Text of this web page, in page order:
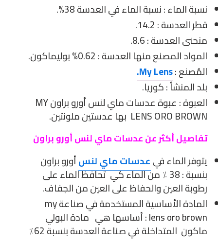
التسوق
الخاصة
بك
نسبة الماء : نسبة الماء في العدسة 38%.
قطر العدسة : 14.2.
منحنى العدسة : 8.6.
المواد المصنع منها العدسة : 0.62% بوليماكون.
المُصنع :My Lens.
بلد المنشأ : كوريا.
العبوة : عبوة عدسات ماي لنس أورو براون MY
LENS ORO BROWN بها عدستين ملونتين.
تفاصيل أكثر عن عدسات ماي لنس أورو براون
يتوفر الماء فيعدسات ماي لنسأورو براون
بنسبة : 38 ٪ من الماء كي تحافظ الماء على
رطوبة العين والحفاظ على العين من الجفاف.
المادة الأساسية المستخدمة في صناعة my
lens oro brown : أساسها هي مادة البولي
ماكون المتداخلة في صناعة العدسة بنسبة 62٪